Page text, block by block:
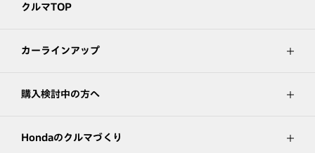
クルマTOP
カーラインアップ
購入検討中の方へ
Hondaのクルマづくり